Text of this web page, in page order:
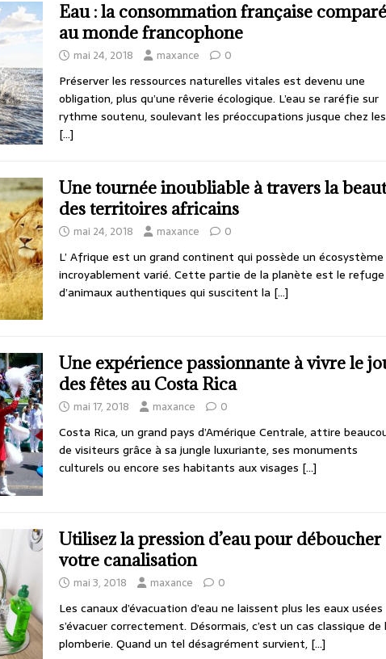
Eau : la consommation française
au monde francophone
mai 24, 2018 maxance 0
Préserver les ressources naturelles vitales est devenu une
obligation, plus qu’une rêverie écologique. L’eau se raréfie sur
rythme soutenu, soulevant les préoccupations jusque chez les
[…]
Une tournée inoubliable à travers la
des territoires africains
mai 24, 2018 maxance 0
L’ Afrique est un grand continent qui possède un écosystème
incroyablement varié. Cette partie de la planète est le refuge
d’animaux authentiques qui suscitent la […]
Une expérience passionnante à vivre le
des fêtes au Costa Rica
mai 17, 2018 maxance 0
Costa Rica, un grand pays d’Amérique Centrale, attire
de visiteurs grâce à sa jungle luxuriante, ses monuments
culturels ou encore ses habitants aux visages […]
Utilisez la pression d’eau pour déboucher
votre canalisation
mai 3, 2018 maxance 0
Les canaux d’évacuation d’eau ne laissent plus les eaux usées
s’évacuer correctement. Désormais, c’est un cas classique de
plomberie. Quand un tel désagrément survient, […]